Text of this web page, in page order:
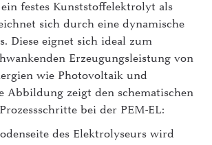
Studiengänge & Bewerbung
Studium von A-Z
Webmail
festes Kunststoffelektrolyt als
sich durch eine dynamische
Diese eignet sich ideal zum
Erzeugungsleistung von
wie Photovoltaik und
Abbildung zeigt den schematischen
bei der PEM-EL:
des Elektrolyseurs wird